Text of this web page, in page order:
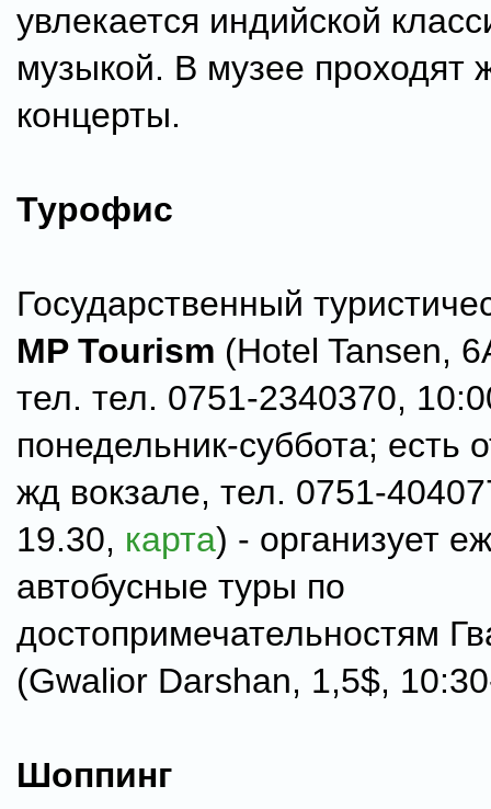
увлекается индийской
музыкой. В музее проходят
концерты.
Турофис
Государственный
MP Tourism (Hotel Tansen,
тел. тел. 0751-2340370,
понедельник-суббота; есть
жд вокзале, тел. 0751-
19.30, карта) - организует
автобусные туры по
достопримечательностям
(Gwalior Darshan, 1,5$,
Шоппинг